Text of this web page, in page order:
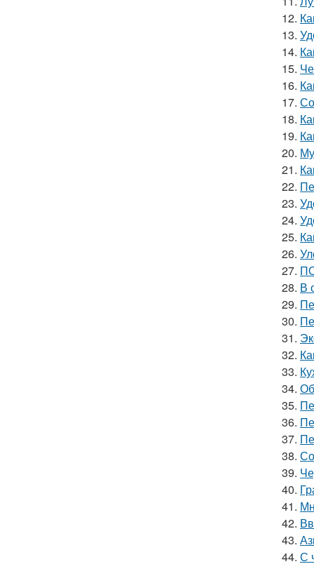
12.
13.
14.
15.
16.
17.
18.
19.
20.
21.
22.
23.
24.
25.
26.
27.
28. В
29.
30.
31.
32.
33.
34.
35.
36.
37.
38.
39.
40.
41.
42.
43.
44. С